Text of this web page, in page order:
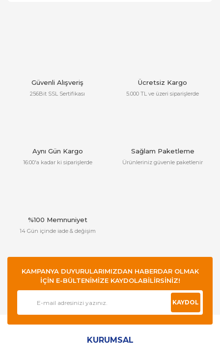
Güvenli Alışveriş
256Bit SSL Sertifikası
Ücretsiz Kargo
5.000 TL ve üzeri siparişlerde
Aynı Gün Kargo
16:00'a kadar ki siparişlerde
Sağlam Paketleme
Ürünleriniz güvenle paketlenir
%100 Memnuniyet
14 Gün içinde iade & değişim
KAMPANYA DUYURULARIMIZDAN HABERDAR OLMAK
İÇİN E-BÜLTENİMİZE KAYDOLABİLİRSİNİZ!
KAYDOL
KURUMSAL